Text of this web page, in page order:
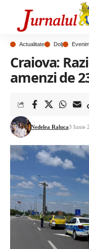
Actualitate Dolj
Craiova:
amenzi de
Nedelea Raluca3 Iunie